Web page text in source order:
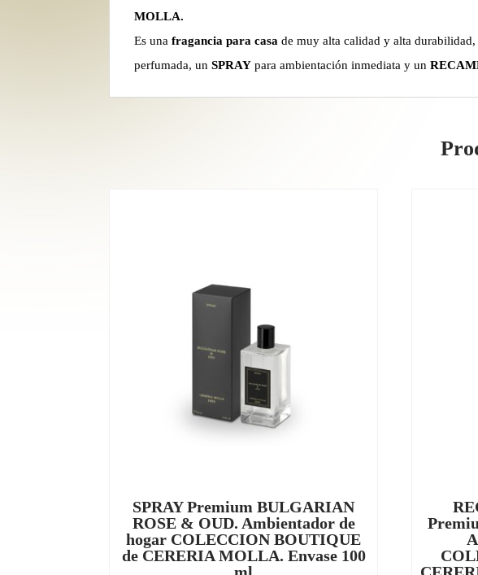
MOLLA.
Es unafragancia para casa de muy alta calidad y alta
perfumada, unSPRAY para ambientación inmediata y un
SPRAY Premium BULGARIAN
ROSE & OUD. Ambientador de
hogar COLECCION BOUTIQUE
de CERERIA MOLLA. Envase 100